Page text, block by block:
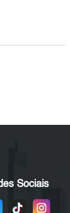
Sociais